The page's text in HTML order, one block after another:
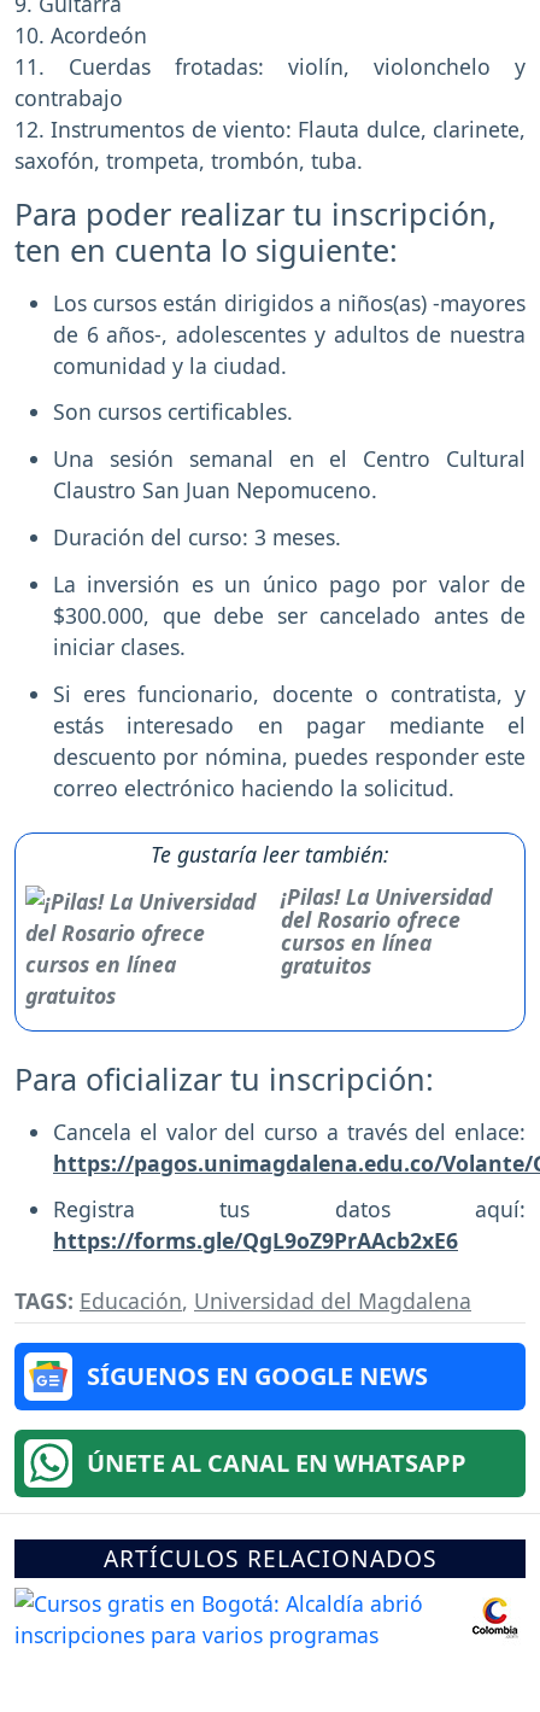
10. Acordeón
11. Cuerdas frotadas: violín, violonchelo y
contrabajo
12. Instrumentos de viento: Flauta dulce, clarinete,
saxofón, trompeta, trombón, tuba.
Para poder realizar tu inscripción,
ten en cuenta lo siguiente:
Los cursos están dirigidos a niños(as) -mayores
de 6 años-, adolescentes y adultos de nuestra
comunidad y la ciudad.
Son cursos certificables.
Una sesión semanal en el Centro Cultural
Claustro San Juan Nepomuceno.
Duración del curso: 3 meses.
La inversión es un único pago por valor de
$300.000, que debe ser cancelado antes de
iniciar clases.
Si eres funcionario, docente o contratista, y
estás interesado en pagar mediante el
descuento por nómina, puedes responder este
correo electrónico haciendo la solicitud.
Te gustaría leer también:
¡Pilas! La Universidad
del Rosario ofrece
cursos en línea
gratuitos
Para oficializar tu inscripción:
Cancela el valor del curso a través del enlace:
https://pagos.unimagdalena.edu.co/Volante/
Registra tus datos aquí:
https://forms.gle/QgL9oZ9PrAAcb2xE6
TAGS: Educación, Universidad del Magdalena
SÍGUENOS EN GOOGLE NEWS
ÚNETE AL CANAL EN WHATSAPP
ARTÍCULOS RELACIONADOS